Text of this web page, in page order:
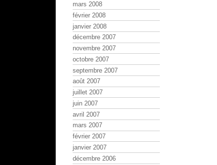
mars 2008
février 2008
janvier 2008
décembre 2007
novembre 2007
octobre 2007
septembre 2007
août 2007
juillet 2007
juin 2007
avril 2007
mars 2007
février 2007
janvier 2007
décembre 2006